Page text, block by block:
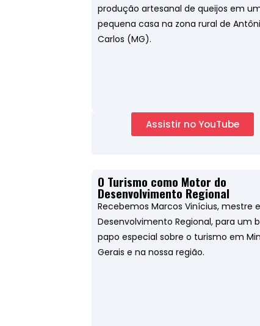
produção artesanal de queijos em
pequena casa na zona rural de
Carlos (MG).
Assistir no YouTube
O Turismo como Motor do
Desenvolvimento Regional
Recebemos Marcos Vinícius, mestre
Desenvolvimento Regional, para um
papo especial sobre o turismo em
Gerais e na nossa região.